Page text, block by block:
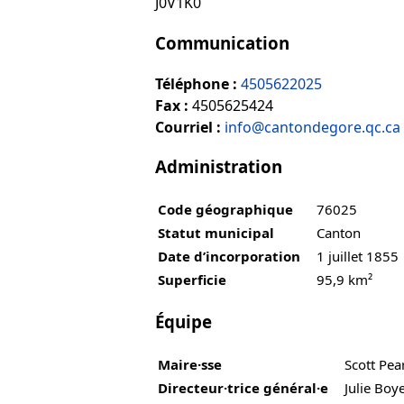
Communication
Téléphone : 4505622025
Fax : 4505625424
Courriel : info@cantondegore.qc.ca
Administration
Code géographique
76025
Statut municipal
Canton
Date d’incorporation
1 juillet 1855
Superficie
95,9 km²
Équipe
Maire·sse
Scott
Directeur·trice général·e
Julie